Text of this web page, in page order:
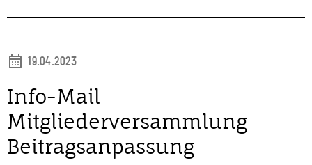
19.04.2023
Info-Mail
Mitgliederversammlung
Beitragsanpassung